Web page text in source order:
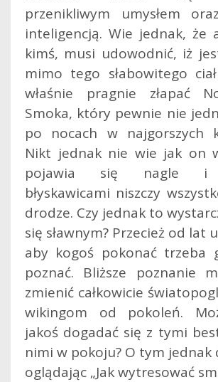
przenikliwym umysłem
inteligencją. Wie jednak, że
kimś, musi udowodnić, iż
mimo tego słabowitego
właśnie pragnie złapać
Smoka, który pewnie nie
po nocach w najgorszych
Nikt jednak nie wie jak on
pojawia się nagle i
błyskawicami niszczy
drodze. Czy jednak to
się sławnym? Przecież od lat
aby kogoś pokonać trzeba
poznać. Bliższe poznanie
zmienić całkowicie
wikingom od pokoleń.
jakoś dogadać się z tymi
nimi w pokoju? O tym jednak
oglądając „Jak wytresować